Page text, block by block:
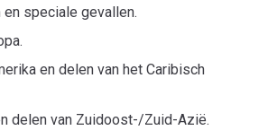
speciale gevallen.
en delen van het Caribisch
delen van Zuidoost-/Zuid-Azië.